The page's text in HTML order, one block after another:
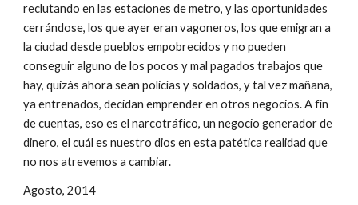
reclutando en las estaciones de metro, y las oportunidades
cerrándose, los que ayer eran vagoneros, los que emigran a
la ciudad desde pueblos empobrecidos y no pueden
conseguir alguno de los pocos y mal pagados trabajos que
hay, quizás ahora sean policías y soldados, y tal vez mañana,
ya entrenados, decidan emprender en otros negocios. A fin
de cuentas, eso es el narcotráfico, un negocio generador de
dinero, el cuál es nuestro dios en esta patética realidad que
no nos atrevemos a cambiar.
Agosto, 2014